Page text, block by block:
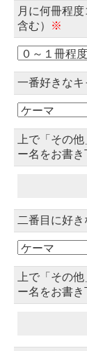
月に何冊程
含む）
※
一番好きなキ
上で「その
ー名をお書き
二番目に好き
上で「その
ー名をお書き